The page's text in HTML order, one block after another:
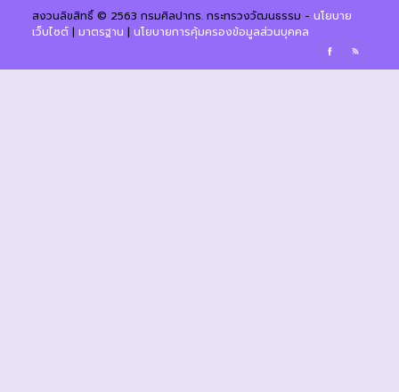
สงวนลิขสิทธิ์ © 2563 กรมศิลปากร. กระทรวงวัฒนธรรม - นโยบาย
เว็บไซต์| มาตรฐาน | นโยบายการคุ้มครองข้อมูลส่วนบุคคล